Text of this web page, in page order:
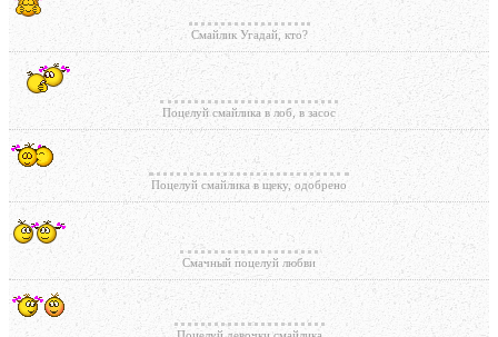
Смайлик Угадай, кто?
Поцелуй смайлика в лоб, в засос
Поцелуй смайлика в щеку, одобрено
Смачный поцелуй любви